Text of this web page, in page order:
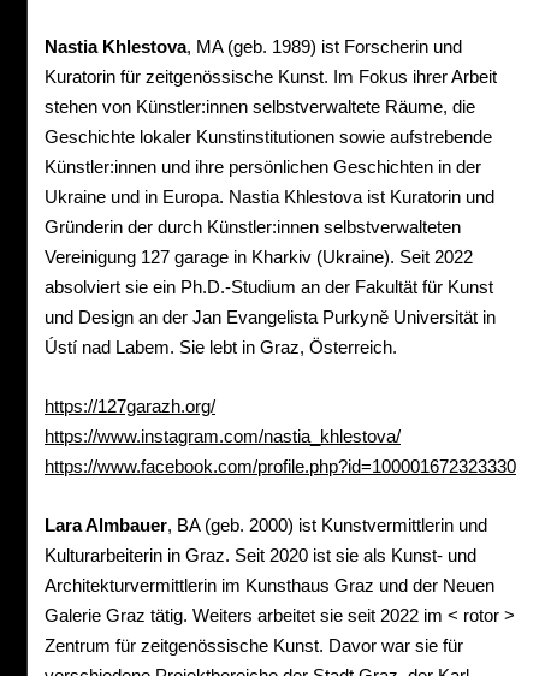
Nastia Khlestova, MA (geb. 1989) ist Forscherin und
Kuratorin für zeitgenössische Kunst. Im Fokus ihrer Arbeit
stehen von Künstler:innen selbstverwaltete Räume, die
Geschichte lokaler Kunstinstitutionen sowie aufstrebende
Künstler:innen und ihre persönlichen Geschichten in der
Ukraine und in Europa. Nastia Khlestova ist Kuratorin und
Gründerin der durch Künstler:innen selbstverwalteten
Vereinigung 127 garage in Kharkiv (Ukraine). Seit 2022
absolviert sie ein Ph.D.-Studium an der Fakultät für Kunst
und Design an der Jan Evangelista Purkyně Universität in
Ústí nad Labem. Sie lebt in Graz, Österreich.
https://127garazh.org/
https://www.instagram.com/nastia_khlestova/
https://www.facebook.com/profile.php?id=100001672323330
Lara Almbauer, BA (geb. 2000) ist Kunstvermittlerin und
Kulturarbeiterin in Graz. Seit 2020 ist sie als Kunst- und
Architekturvermittlerin im Kunsthaus Graz und der Neuen
Galerie Graz tätig. Weiters arbeitet sie seit 2022 im < rotor >
Zentrum für zeitgenössische Kunst. Davor war sie für